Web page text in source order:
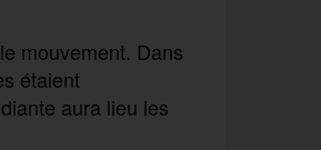
mouvement. Dans
étaient
aura lieu les